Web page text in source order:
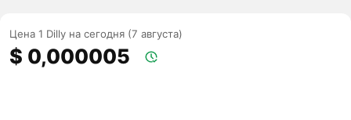
Цена 1 Dilly на сегодня (7 августа)
$ 0,000005